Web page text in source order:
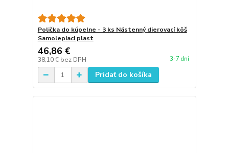
Polička do kúpelne - 3 ks Nástenný dierovací kôš
Samolepiaci plast
46,86 €
38,10 € bez DPH 3-7 dni
Pridať do košíka